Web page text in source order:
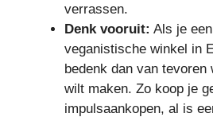
verrassen.
Denk vooruit: Als je
veganistische winkel in
bedenk dan van tevoren
wilt maken. Zo koop je
impulsaankopen, al is